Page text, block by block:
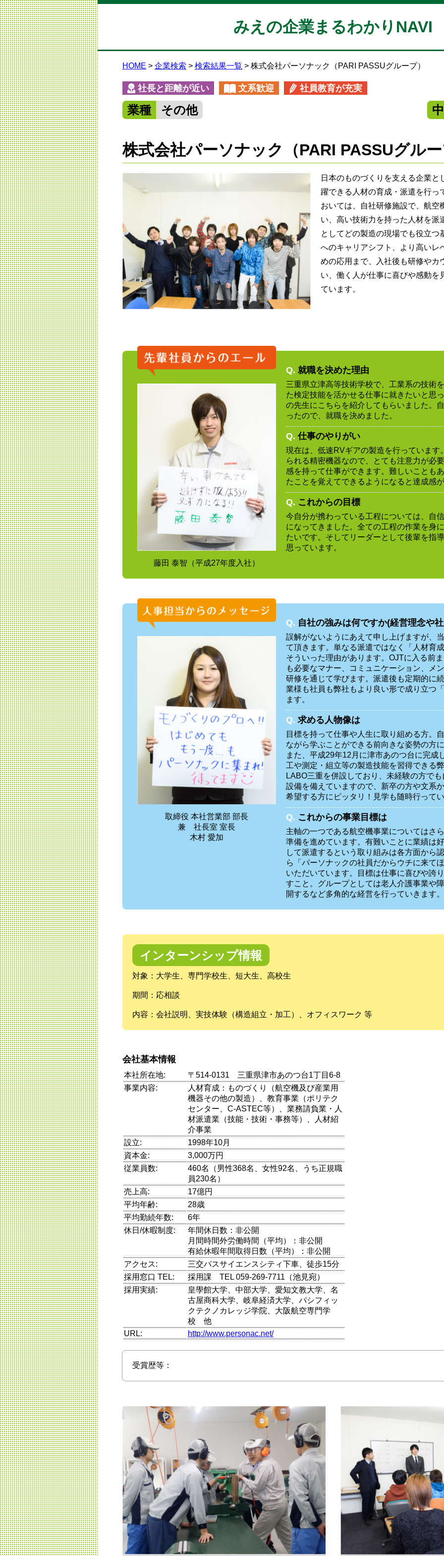
みえの企業まるわかりNAVI
HOME 企業検索 検索結果一覧 株式会社パーソナック（PARI PASSUグループ）
社長と距離が近い 文系歓迎 社員教育が充実
業種 その他
株式会社パーソナック（PARI PASSUグル
日本のものづくりを支える企業と
躍できる人材の育成・派遣を行っ
おいては、自社研修施設で、航空
い、高い技術力を持った人材を派
としてどの製造の現場でも役立つ
へのキャリアシフト、より高いレ
めの応用まで、入社後も研修やカ
い、働く人が仕事に喜びや感動を
ています。
藤田 泰智（平成27年度入社）
Q. 就職を決めた理由
三重県立津高等技術学校で、工業系の技術
た検定技能を活かせる仕事に就きたいと思
の先生にこちらを紹介してもらいました。
ったので、就職を決めました。
Q. 仕事のやりがい
現在は、低速RVギアの製造を行っています
られる精密機器なので、とても注意力が必
感を持って仕事ができます。難しいことも
たことを覚えてできるようになると達成感
Q. これからの目標
今自分が携わっている工程については、自
になってきました。全ての工程の作業を身
たいです。そしてリーダーとして後輩を指
思っています。
取締役 本社営業部 部長
兼 社長室 室長
木村 愛加
Q. 自社の強みは何ですか(経営理念や
誤解がないようにあえて申し上げますが、
て頂きます。単なる派遣ではなく「人材育
そういった理由があります。OJTに入る前
も必要なマナー、コミュニケーション、メ
研修を通じて学びます。派遣後も定期的に
業様も社員も弊社もより良い形で成り立つ
ます。
Q. 求める人物像は
目標を持って仕事や人生に取り組める方。
ながら学ぶことができる前向きな姿勢の方
また、平成29年12月に津市あのつ台に完成
工や測定・組立等の製造技能を習得できる
LABO三重を併設しており、未経験の方で
設備を備えていますので、新卒の方や文系
希望する方にピッタリ！見学も随時行って
Q. これからの事業目標は
主軸の一つである航空機事業についてはさ
準備を進めています。有難いことに業績は
して派遣するという取り組みは各方面から
ら「パーソナックの社員だからウチに来て
いただいています。目標は仕事に喜びや誇
すこと。グループとしては老人介護事業や
開するなど多角的な経営を行っていきます。
インターンシップ情報
対象：大学生、専門学校生、短大生、高校生
期間：応相談
内容：会社説明、実技体験（構造組立・加工）、オフィスワーク 等
会社基本情報
本社所在地:
〒514-0131 三重県津市あのつ台1丁目6-8
事業内容:
人材育成：ものづくり（航空機及び産業用
機器その他の製造）、教育事業（ポリテク
センター、C-ASTEC等）、業務請負業・人
材派遣業（技能・技術・事務等）、人材紹
介事業
設立:
1998年10月
資本金:
3,000万円
従業員数:
460名（男性368名、女性92名、うち正規職
員230名）
売上高:
17億円
平均年齢:
28歳
平均勤続年数:
6年
休日/休暇制度:
年間休日数：非公開
月間時間外労働時間（平均）：非公開
有給休暇年間取得日数（平均）：非公開
アクセス:
三交バスサイエンスシティ下車、徒歩15分
採用窓口 TEL:
採用課 TEL 059-269-7711（池見宛）
採用実績:
皇學館大学、中部大学、愛知文教大学、名
古屋商科大学、岐阜経済大学、パシフィッ
クテクノカレッジ学院、大阪航空専門学
校 他
URL:
http://www.personac.net/
受賞歴等：